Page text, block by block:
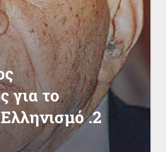
για το
.2